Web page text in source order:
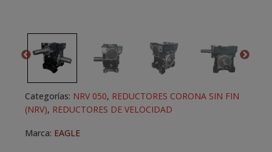
Categorías: NRV 050, REDUCTORES CORONA SIN FIN
(NRV), REDUCTORES DE VELOCIDAD
Marca: EAGLE